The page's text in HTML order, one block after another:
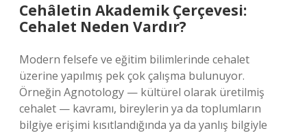
Cehâletin Akademik Çerçevesi:
Cehalet Neden Vardır?
Modern felsefe ve eğitim bilimlerinde cehalet
üzerine yapılmış pek çok çalışma bulunuyor.
Örneğin Agnotology — kültürel olarak üretilmiş
cehalet — kavramı, bireylerin ya da toplumların
bilgiye erişimi kısıtlandığında ya da yanlış bilgiyle